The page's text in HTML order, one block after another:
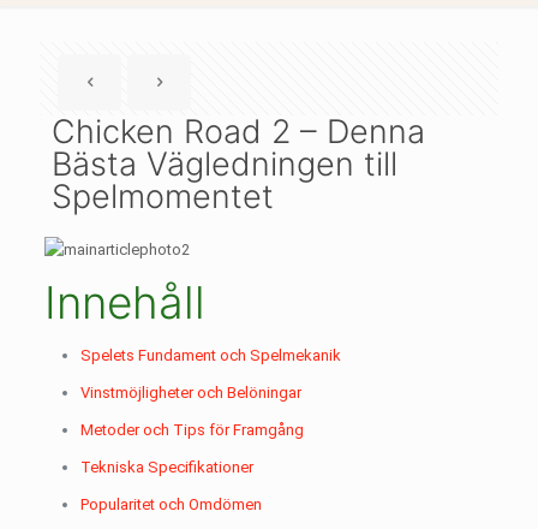
Chicken Road 2 – Denna
Bästa Vägledningen till
Spelmomentet
Innehåll
Spelets Fundament och Spelmekanik
Vinstmöjligheter och Belöningar
Metoder och Tips för Framgång
Tekniska Specifikationer
Popularitet och Omdömen